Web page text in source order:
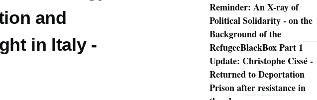
and
in Italy -
Reminder: An X-ray of
Political Solidarity - on the
Background of the
RefugeeBlackBox Part 1
Update: Christophe Cissé -
Returned to Deportation
Prison after resistance in